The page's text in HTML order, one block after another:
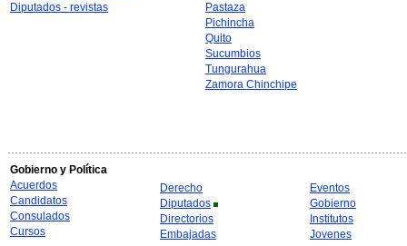
Diputados - revistas
Pastaza
Pichincha
Quito
Sucumbios
Tungurahua
Zamora Chinchipe
Gobierno y Política
Acuerdos
Candidatos
Consulados
Cursos
Derecho
Diputados
Directorios
Embajadas
Eventos
Gobierno
Institutos
Jovenes